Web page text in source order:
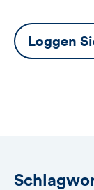
Dieser
Button
Loggen